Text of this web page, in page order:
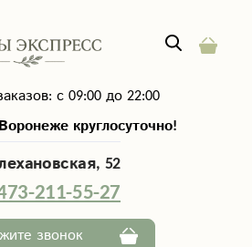
с 09:00 до 22:00
круглосуточно!
52
211-55-27
звонок